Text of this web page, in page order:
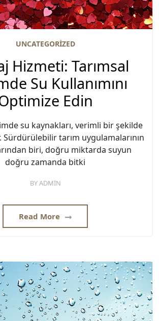
UNCATEGORIZED
Hizmeti: Tarımsal
Su Kullanımını
Edin
su kaynakları, verimli bir şekilde
Sürdürülebilir tarım uygulamalarının
biri, doğru miktarda suyun
doğru zamanda bitki
BYADMIN
Read More